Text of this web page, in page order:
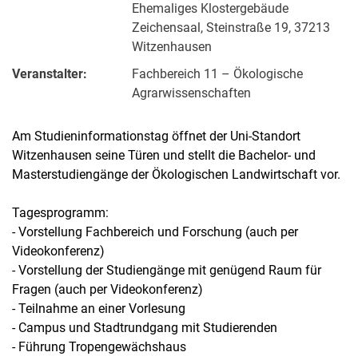
Ehemaliges Klostergebäude
Zeichensaal, Steinstraße 19, 37213
Witzenhausen
Veranstalter:
Fachbereich 11 – Ökologische
Agrarwissenschaften
Am Studieninformationstag öffnet der Uni-Standort
Witzenhausen seine Türen und stellt die Bachelor- und
Masterstudiengänge der Ökologischen Landwirtschaft vor.
Tagesprogramm:
- Vorstellung Fachbereich und Forschung (auch per
Videokonferenz)
- Vorstellung der Studiengänge mit genügend Raum für
Fragen (auch per Videokonferenz)
- Teilnahme an einer Vorlesung
- Campus und Stadtrundgang mit Studierenden
- Führung Tropengewächshaus